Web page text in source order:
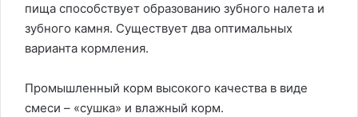
пища способствует образованию зубного налета и
зубного камня. Существует два оптимальных
варианта кормления.
Промышленный корм высокого качества в виде
смеси – «сушка» и влажный корм.